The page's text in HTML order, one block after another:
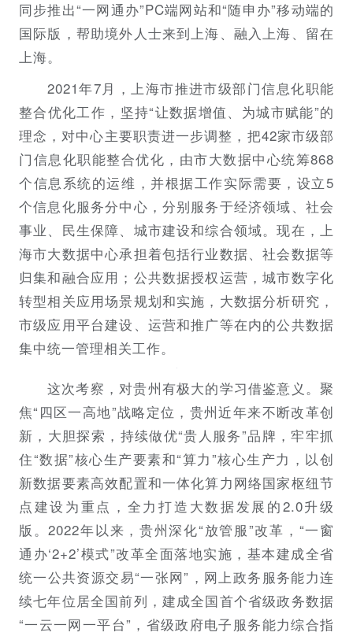
同步推出“一网通办”PC端网站和“随申办”移动端的
国际版，帮助境外人士来到上海、融入上海、留在
上海。
2021年7月，上海市推进市级部门信息化职能
整合优化工作，坚持“让数据增值、为城市赋能”的
理念，对中心主要职责进一步调整，把42家市级部
门信息化职能整合优化，由市大数据中心统筹868
个信息系统的运维，并根据工作实际需要，设立5
个信息化服务分中心，分别服务于经济领域、社会
事业、民生保障、城市建设和综合领域。现在，上
海市大数据中心承担着包括行业数据、社会数据等
归集和融合应用；公共数据授权运营，城市数字化
转型相关应用场景规划和实施，大数据分析研究，
市级应用平台建设、运营和推广等在内的公共数据
集中统一管理相关工作。
这次考察，对贵州有极大的学习借鉴意义。聚
焦“四区一高地”战略定位，贵州近年来不断改革创
新，大胆探索，持续做优“贵人服务”品牌，牢牢抓
住“数据”核心生产要素和“算力”核心生产力，以创
新数据要素高效配置和一体化算力网络国家枢纽节
点建设为重点，全力打造大数据发展的2.0升级
版。2022年以来，贵州深化“放管服”改革，“一窗
通办‘2+2’模式”改革全面落地实施，基本建成全省
统一公共资源交易“一张网”，网上政务服务能力连
续七年位居全国前列，建成全国首个省级政务数据
“一云一网一平台”，省级政府电子服务能力综合指